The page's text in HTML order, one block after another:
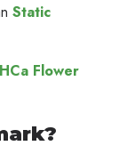
Static
Flower